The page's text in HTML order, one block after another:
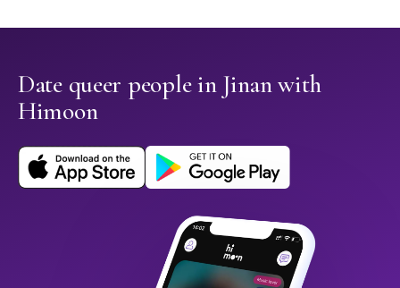
Date queer people in Jinan with
Himoon